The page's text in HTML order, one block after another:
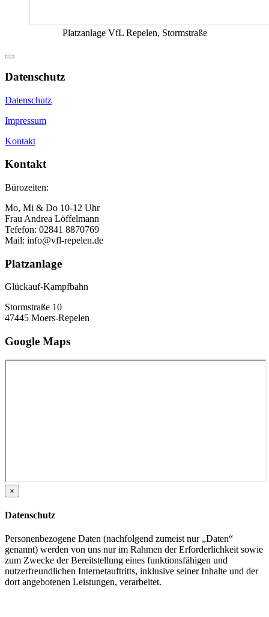
Platzanlage VfL Repelen, Stormstraße
Datenschutz
Datenschutz
Impressum
Kontakt
Kontakt
Bürozeiten:
Mo, Mi & Do 10-12 Uhr
Frau Andrea Löffelmann
Tefefon: 02841 8870769
Mail: info@vfl-repelen.de
Platzanlage
Glückauf-Kampfbahn
Stormstraße 10
47445 Moers-Repelen
Google Maps
×
Datenschutz
Personenbezogene Daten (nachfolgend zumeist nur „Daten“
genannt) werden von uns nur im Rahmen der Erforderlichkeit sowie
zum Zwecke der Bereitstellung eines funktionsfähigen und
nutzerfreundlichen Internetauftritts, inklusive seiner Inhalte und der
dort angebotenen Leistungen, verarbeitet.